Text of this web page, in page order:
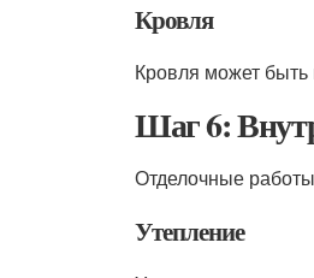
Кровля
Кровля может
Шаг 6:
Отделочные
Утепление